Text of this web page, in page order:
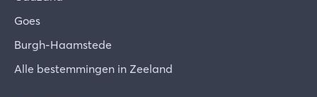
Goes
Burgh-Haamstede
Alle bestemmingen in Zeeland